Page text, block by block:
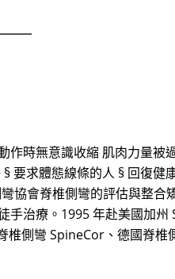
作時無意識收縮 肌肉力量被
要求體態線條的人 § 回復健
會脊椎側彎的評估與整合
手治療。1995 年赴美國加
側彎 SpineCor、德國脊